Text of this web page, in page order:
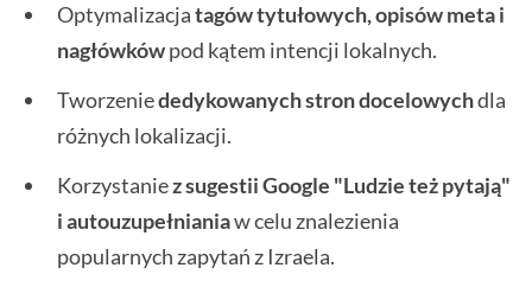
Optymalizacjatagów tytułowych, opisów meta i
nagłówkówpod kątem intencji lokalnych.
Tworzeniededykowanych stron docelowychdla
różnych lokalizacji.
Korzystaniez sugestii Google "Ludzie też pytają"
i autouzupełnianiaw celu znalezienia
popularnych zapytań z Izraela.